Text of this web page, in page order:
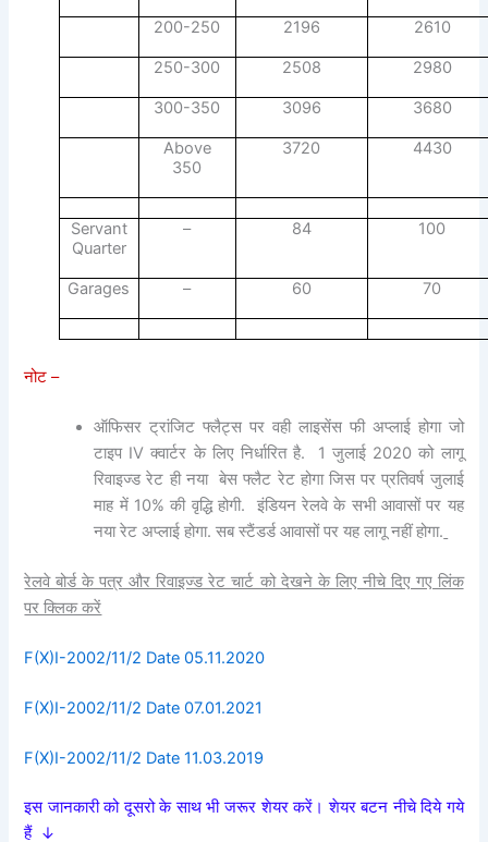
200-250 2196 2610
250-300 2508 2980
300-350 3096 3680
Above
350
3720 4430
Servant
Quarter
– 84 100
Garages – 60 70
नोट –
ऑफिसर ट्रांजिट फ्लैट्स पर वही लाइसेंस फी अप्लाई होगा जो
टाइप IV क्वार्टर के लिए निर्धारित है.
1 जुलाई 2020 को लागू
रिवाइज्ड रेट ही नया बेस फ्लैट रेट होगा जिस पर प्रतिवर्ष जुलाई
माह में 10% की वृद्धि होगी.
इंडियन रेलवे के सभी आवासों पर यह
नया रेट अप्लाई होगा. सब स्टैंडर्ड आवासों पर यह लागू नहीं होगा.
रेलवे बोर्ड के पत्र और रिवाइज्ड रेट चार्ट को देखने के लिए नीचे दिए गए लिंक
पर क्लिक करें
F(X)I-2002/11/2 Date 05.11.2020
F(X)I-2002/11/2 Date 07.01.2021
F(X)I-2002/11/2 Date 11.03.2019
इस जानकारी को दूसरो के साथ भी जरूर शेयर करें। शेयर बटन नीचे दिये गये
हैं ↓